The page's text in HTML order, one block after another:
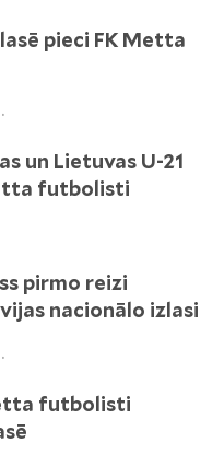
pieci FK Metta
un Lietuvas U-21
futbolisti
pirmo reizi
nacionālo izlasi
futbolisti